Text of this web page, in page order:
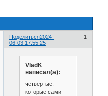
Поделиться 1
2024-
06-03 17:55:25
VladK
написал(а):
четвертые,
которые сами